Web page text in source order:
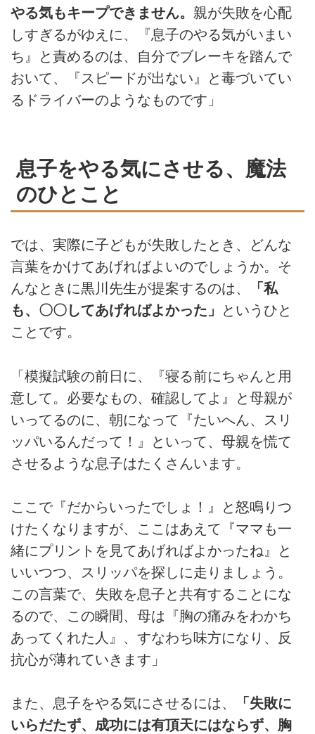
やる気もキープできません。 親が失敗を心配
しすぎるがゆえに、『息子のやる気がいまい
ち』と責めるのは、自分でブレーキを踏んで
おいて、『スピードが出ない』と毒づいてい
るドライバーのようなものです」
息子をやる気にさせる、魔法
のひとこと
では、実際に子どもが失敗したとき、どんな
言葉をかけてあげればよいのでしょうか。そ
んなときに黒川先生が提案するのは、
「私
も、〇〇してあげればよかった」
というひと
ことです。
「模擬試験の前日に、『寝る前にちゃんと用
意して。必要なもの、確認してよ』と母親が
いってるのに、朝になって『たいへん、スリ
ッパいるんだって！』といって、母親を慌て
させるような息子はたくさんいます。
ここで『だからいったでしょ！』と怒鳴りつ
けたくなりますが、ここはあえて『ママも一
緒にプリントを見てあげればよかったね』と
いいつつ、スリッパを探しに走りましょう。
この言葉で、失敗を息子と共有することにな
るので、この瞬間、母は『胸の痛みをわかち
あってくれた人』、すなわち味方になり、反
抗心が薄れていきます」
また、息子をやる気にさせるには、
「失敗に
いらだたず、成功には有頂天にはならず、胸